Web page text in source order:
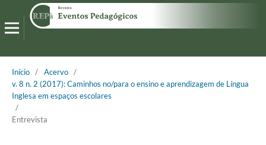
Início / Acervo /
v. 8 n. 2 (2017): Caminhos no/para o ensino e aprendizagem de Língua
Inglesa em espaços escolares
/
Entrevista